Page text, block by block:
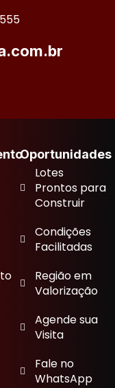
Oportunidades
Lotes
Prontos para
Construir
Condições
Facilitadas
Região em
Valorização
Agende sua
Visita
Fale no
WhatsApp